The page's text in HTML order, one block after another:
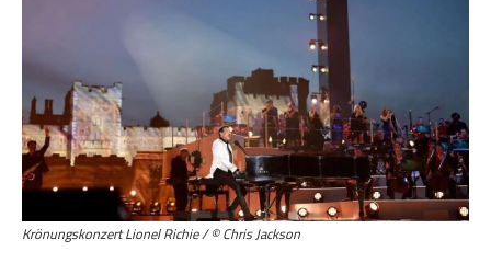
Krönungskonzert Lionel Richie / © Chris Jackson